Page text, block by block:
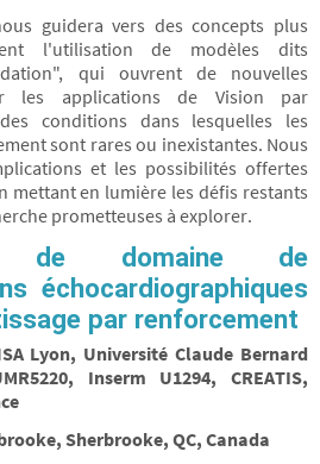
guidera vers des concepts plus
l'utilisation de modèles dits
qui ouvrent de nouvelles
les applications de Vision par
conditions dans lesquelles les
sont rares ou inexistantes. Nous
et les possibilités offertes
mettant en lumière les défis restants
prometteuses à explorer.
de domaine de
échocardiographiques
par renforcement
Lyon, Université Claude Bernard
Inserm U1294, CREATIS,
Sherbrooke, QC, Canada